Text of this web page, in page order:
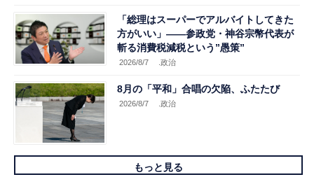
「総理はスーパーでアルバイトしてきた
方がいい」――参政党・神谷宗幣代表が
斬る消費税減税という”愚策”
2026/8/7 .政治
8月の「平和」合唱の欠陥、ふたたび
2026/8/7 .政治
もっと見る